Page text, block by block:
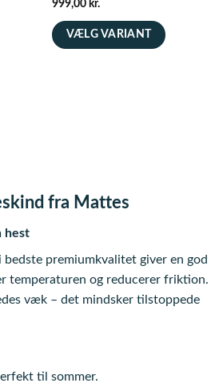
999,00 kr.
VÆLG VARIANT
varesiden
fra Mattes
hest
bedste premiumkvalitet giver en god
temperaturen og reducerer friktion.
væk – det mindsker tilstoppede
til sommer.